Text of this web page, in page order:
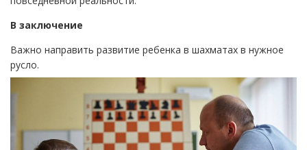
В заключение
Важно направить развитие ребенка в шахматах в нужное
русло.